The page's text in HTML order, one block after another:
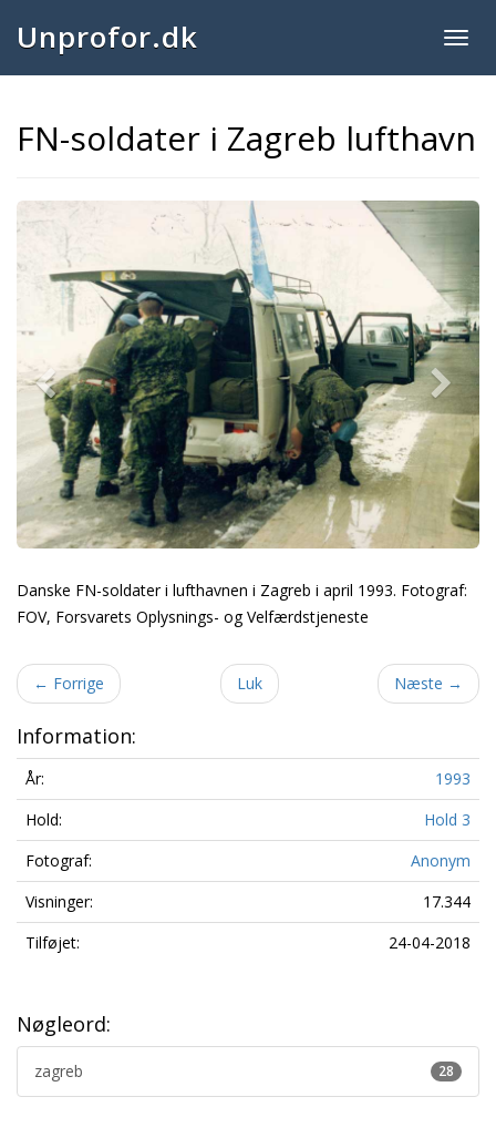
Unprofor.dk
FN-soldater i Zagreb lufthavn
Previous Next
Danske FN-soldater i lufthavnen i Zagreb i april 1993. Fotograf:
FOV, Forsvarets Oplysnings- og Velfærdstjeneste
← Forrige Luk Næste →
Information:
År:
1993
Hold:
Hold 3
Fotograf:
Anonym
Visninger:
17.344
Tilføjet:
24-04-2018
Nøgleord:
28
zagreb